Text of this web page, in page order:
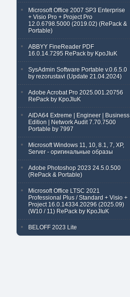
Microsoft Office 2007 SP3 Enterprise
+ Visio Pro + Project Pro
12.0.6798.5000 (2019.02) (RePack &
Portable)
ABBYY FineReader PDF
16.0.14.7295 RePack by KpoJIuK
SysAdmin Software Portable v.0.6.5.0
by rezorustavi (Update 21.04.2024)
Adobe Acrobat Pro 2025.001.20756
RePack by KpoJIuK
AIDA64 Extreme | Engineer | Business
Edition | Network Audit 7.70.7500
Portable by 7997
Microsoft Windows 11, 10, 8.1, 7, XP,
Server - оригинальные образы
Adobe Photoshop 2023 24.5.0.500
(RePack & Portable)
Microsoft Office LTSC 2021
Professional Plus / Standard + Visio +
Project 16.0.14334.20296 (2025.09)
(W10 / 11) RePack by KpoJIuK
BELOFF 2023 Lite